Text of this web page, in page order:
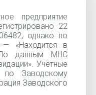
предприятие
22
однако по
«Находится в
По данным МНС
Учётные
по Заводскому
Заводского